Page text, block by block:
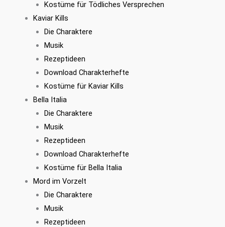
Kostüme für Tödliches Versprechen
Kaviar Kills
Die Charaktere
Musik
Rezeptideen
Download Charakterhefte
Kostüme für Kaviar Kills
Bella Italia
Die Charaktere
Musik
Rezeptideen
Download Charakterhefte
Kostüme für Bella Italia
Mord im Vorzelt
Die Charaktere
Musik
Rezeptideen